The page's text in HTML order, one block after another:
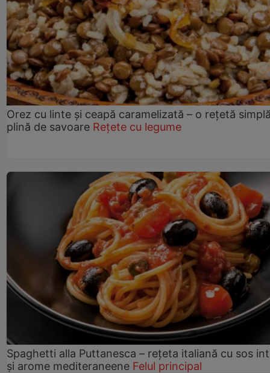
Orez cu linte și ceapă caramelizată – o rețetă
plină de savoare Rețete cu legume
Spaghetti alla Puttanesca – rețeta italiană cu sos
și arome mediteraneene Felul principal